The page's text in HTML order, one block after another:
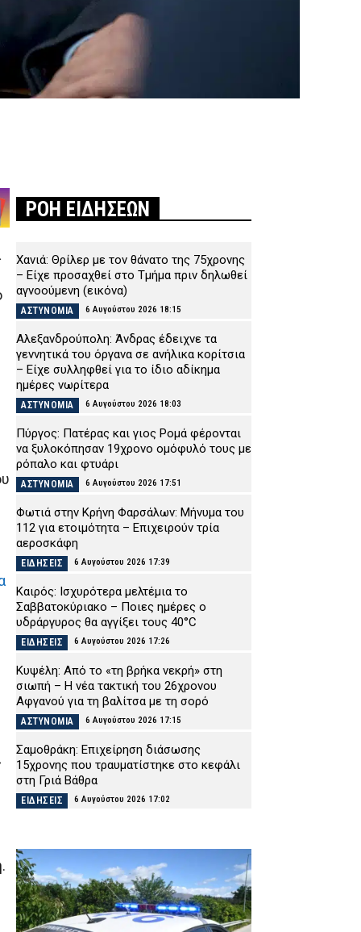
ΡΟΗ ΕΙΔΗΣΕΩΝ
Χανιά: Θρίλερ με τον θάνατο της 75χρονης
– Είχε προσαχθεί στο Τμήμα πριν δηλωθεί
αγνοούμενη (εικόνα)
ΑΣΤΥΝΟΜΙΑ 6 Αυγούστου 2026 18:15
Αλεξανδρούπολη: Άνδρας έδειχνε τα
γεννητικά του όργανα σε ανήλικα κορίτσια
– Είχε συλληφθεί για το ίδιο αδίκημα
ημέρες νωρίτερα
ΑΣΤΥΝΟΜΙΑ 6 Αυγούστου 2026 18:03
Πύργος: Πατέρας και γιος Ρομά φέρονται
να ξυλοκόπησαν 19χρονο ομόφυλό τους με
ρόπαλο και φτυάρι
ΑΣΤΥΝΟΜΙΑ 6 Αυγούστου 2026 17:51
Φωτιά στην Κρήνη Φαρσάλων: Μήνυμα του
112 για ετοιμότητα – Επιχειρούν τρία
αεροσκάφη
ΕΙΔΗΣΕΙΣ 6 Αυγούστου 2026 17:39
Καιρός: Ισχυρότερα μελτέμια το
Σαββατοκύριακο – Ποιες ημέρες ο
υδράργυρος θα αγγίξει τους 40°C
ΕΙΔΗΣΕΙΣ 6 Αυγούστου 2026 17:26
Κυψέλη: Από το «τη βρήκα νεκρή» στη
σιωπή – Η νέα τακτική του 26χρονου
Αφγανού για τη βαλίτσα με τη σορό
ΑΣΤΥΝΟΜΙΑ 6 Αυγούστου 2026 17:15
Σαμοθράκη: Επιχείρηση διάσωσης
15χρονης που τραυματίστηκε στο κεφάλι
στη Γριά Βάθρα
ΕΙΔΗΣΕΙΣ 6 Αυγούστου 2026 17:02
ΕΙΔΗΣΕΙΣ 6 Αυγούστου 2026 16:50
Meteo: Πότε αρχίζει η περίοδος των
δασικών πυρκαγιών στην Ελλάδα – Οι έξι
πιο επικίνδυνες εβδομάδες του έτους